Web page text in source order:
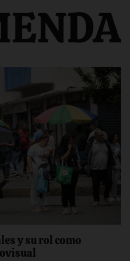
y su rol como